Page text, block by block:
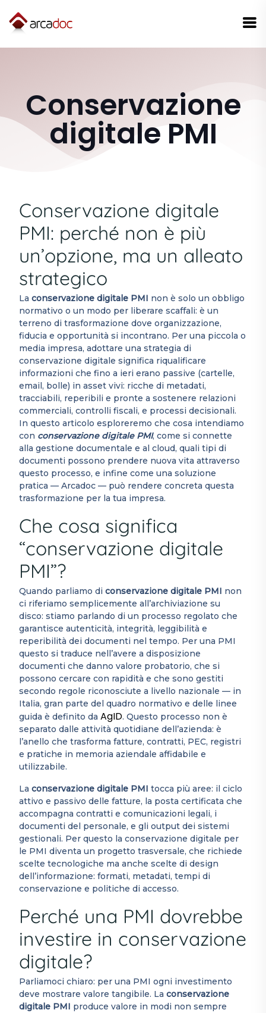
Conservazione
digitale PMI
Conservazione digitale
PMI: perché non è più
un’opzione, ma un alleato
strategico
Laconservazione digitale PMI non è solo un obbligo
normativo o un modo per liberare scaffali: è un
terreno di trasformazione dove organizzazione,
fiducia e opportunità si incontrano. Per una piccola o
media impresa, adottare una strategia di
conservazione digitale significa riqualificare
informazioni che fino a ieri erano passive (cartelle,
email, bolle) in asset vivi: ricche di metadati,
tracciabili, reperibili e pronte a sostenere relazioni
commerciali, controlli fiscali, e processi decisionali.
In questo articolo esploreremo che cosa intendiamo
con conservazione digitale PMI, come si connette
alla gestione documentale e al cloud, quali tipi di
documenti possono prendere nuova vita attraverso
questo processo, e infine come una soluzione
pratica — Arcadoc — può rendere concreta questa
trasformazione per la tua impresa.
Che cosa significa
“conservazione digitale
PMI”?
Quando parliamo diconservazione digitale PMI non
ci riferiamo semplicemente all’archiviazione su
disco: stiamo parlando di un processo regolato che
garantisce autenticità, integrità, leggibilità e
reperibilità dei documenti nel tempo. Per una PMI
questo si traduce nell’avere a disposizione
documenti che danno valore probatorio, che si
possono cercare con rapidità e che sono gestiti
secondo regole riconosciute a livello nazionale — in
Italia, gran parte del quadro normativo e delle linee
guida è definito daAgID. Questo processo non è
separato dalle attività quotidiane dell’azienda: è
l’anello che trasforma fatture, contratti, PEC, registri
e pratiche in memoria aziendale affidabile e
utilizzabile.
Laconservazione digitale PMI tocca più aree: il ciclo
attivo e passivo delle fatture, la posta certificata che
accompagna contratti e comunicazioni legali, i
documenti del personale, e gli output dei sistemi
gestionali. Per questo la conservazione digitale per
le PMI diventa un progetto trasversale, che richiede
scelte tecnologiche ma anche scelte di design
dell’informazione: formati, metadati, tempi di
conservazione e politiche di accesso.
Perché una PMI dovrebbe
investire in conservazione
digitale?
Parliamoci chiaro: per una PMI ogni investimento
deve mostrare valore tangibile. Laconservazione
digitale PMI produce valore in modi non sempre